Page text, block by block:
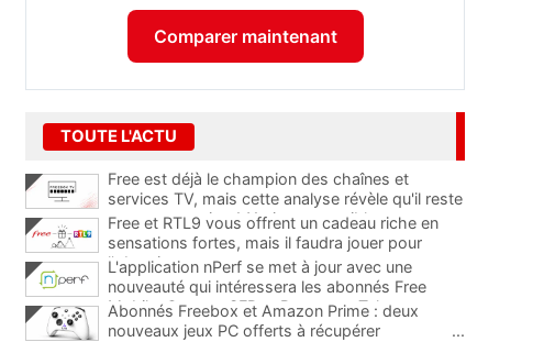
Comparer maintenant
TOUTE L'ACTU
Free est déjà le champion des chaînes et
services TV, mais cette analyse révèle qu'il reste
encore au moins 141 ajouts possibles
Free et RTL9 vous offrent un cadeau riche en
sensations fortes, mais il faudra jouer pour
l'obtenir
L'application nPerf se met à jour avec une
nouveauté qui intéressera les abonnés Free
Mobile, Orange, SFR et Bouygues Telecom
Abonnés Freebox et Amazon Prime : deux
nouveaux jeux PC offerts à récupérer
...